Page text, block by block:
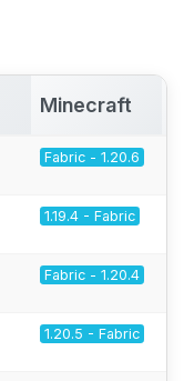
Minecraft
Fabric - 1.20.6
1.19.4 - Fabric
Fabric - 1.20.4
1.20.5 - Fabric